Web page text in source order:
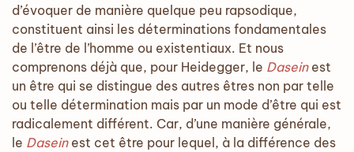
d’évoquer de manière quelque peu rapsodique,
constituent ainsi les déterminations fondamentales
de l’être de l’homme ou existentiaux. Et nous
comprenons déjà que, pour Heidegger, le Daseinest
un être qui se distingue des autres êtres non par telle
ou telle détermination mais par un mode d’être qui est
radicalement différent. Car, d’une manière générale,
le Daseinest cet être pour lequel, à la différence des